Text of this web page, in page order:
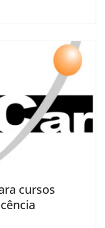
cursos